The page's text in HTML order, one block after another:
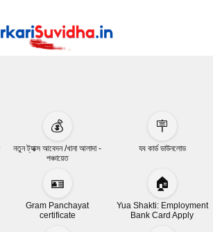
💰
নতুন ট্যাক্স আবেদন /খানা আলাদা -
পঞ্চায়েত
🪧
যব কার্ড ডাউনলোড
🪪
Gram Panchayat
certificate
🏠
Yua Shakti: Employment
Bank Card Apply